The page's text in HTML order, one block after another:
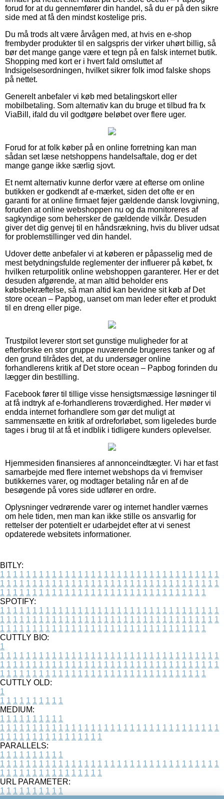
forud for at du gennemfører din handel, så du er på den sikre
side med at få den mindst kostelige pris.
Du må trods alt være årvågen med, at hvis en e-shop
frembyder produkter til en salgspris der virker uhørt billig, så
bør det mange gange være et tegn på en falsk internet butik.
Shopping med kort er i hvert fald omsluttet af
Indsigelsesordningen, hvilket sikrer folk imod falske shops
på nettet.
Generelt anbefaler vi køb med betalingskort eller
mobilbetaling. Som alternativ kan du bruge et tilbud fra fx
ViaBill, ifald du vil godtgøre beløbet over flere uger.
Forud for at folk køber på en online forretning kan man
sådan set læse netshoppens handelsaftale, dog er det
mange gange ikke særlig sjovt.
Et nemt alternativ kunne derfor være at efterse om online
butikken er godkendt af e-mærket, siden det ofte er en
garanti for at online firmaet føjer gældende dansk lovgivning,
foruden at online webshoppen nu og da monitoreres af
sagkyndige som behersker de gældende vilkår. Desuden
giver det dig genvej til en håndsrækning, hvis du bliver udsat
for problemstillinger ved din handel.
Udover dette anbefaler vi at køberen er påpasselig med de
mest betydningsfulde reglementer der influerer på købet, fx
hvilken returpolitik online webshoppen garanterer. Her er det
desuden afgørende, at man altid beholder ens
købsbekræftelse, så man altid kan bevidne sit køb af Det
store ocean – Papbog, uanset om man leder efter et produkt
til en dreng eller pige.
Trustpilot leverer stort set gunstige muligheder for at
efterforske en stor gruppe nuværende brugeres tanker og af
den grund tilrådes det, at du undersøger online
forhandlerens kritik af Det store ocean – Papbog forinden du
lægger din bestilling.
Facebook fører til tillige visse hensigtsmæssige løsninger til
at få indtryk af e-forhandlerens troværdighed. Her møder vi
endda internet forhandlere som gør det muligt at
sammensætte en kritik af ordreforløbet, som ligeledes burde
tages i brug til at få et indblik i tidligere kunders oplevelser.
Hjemmesiden finansieres af annonceindtægter. Vi har et fast
samarbejde med flere internet webshops da vi fremviser
butikkernes varer, og modtager betaling når en af de
besøgende på vores side udfører en ordre.
Oplysninger vedrørende varer og internet handler værnes
om hele tiden, men man kan ikke stille os ansvarlig for
rettelser der potentielt er udarbejdet efter at vi senest
opdaterede websitets informationer.
BITLY:
1 1 1 1 1 1 1 1 1 1 1 1 1 1 1 1 1 1 1 1 1 1 1 1 1 1 1 1 1 1 1 1 1 1
1 1 1 1 1 1 1 1 1 1 1 1 1 1 1 1 1 1 1 1 1 1 1 1 1 1 1 1 1 1 1 1 1 1
1 1 1 1 1 1 1 1 1 1 1 1 1 1 1 1 1 1 1 1 1 1 1 1 1 1 1 1 1 1 1 1
SPOTIFY:
1 1 1 1 1 1 1 1 1 1 1 1 1 1 1 1 1 1 1 1 1 1 1 1 1 1 1 1 1 1 1 1 1 1
1 1 1 1 1 1 1 1 1 1 1 1 1 1 1 1 1 1 1 1 1 1 1 1 1 1 1 1 1 1 1 1 1 1
1 1 1 1 1 1 1 1 1 1 1 1 1 1 1 1 1 1 1 1 1 1 1 1 1 1 1 1 1 1 1 1
CUTTLY BIO:
1
1 1 1 1 1 1 1 1 1 1 1 1 1 1 1 1 1 1 1 1 1 1 1 1 1 1 1 1 1 1 1 1 1 1
1 1 1 1 1 1 1 1 1 1 1 1 1 1 1 1 1 1 1 1 1 1 1 1 1 1 1 1 1 1 1 1 1 1
1 1 1 1 1 1 1 1 1 1 1 1 1 1 1 1 1 1 1 1 1 1 1 1 1 1 1 1 1 1 1 1
CUTTLY OLD:
1
1 1 1 1 1 1 1 1 1 1
MEDIUM:
1 1 1 1 1 1 1 1 1 1
1 1 1 1 1 1 1 1 1 1 1 1 1 1 1 1 1 1 1 1 1 1 1 1 1 1 1 1 1 1 1 1 1 1
1 1 1 1 1 1 1 1 1 1 1 1 1 1 1 1
PARALLELS:
1 1 1 1 1 1 1 1 1 1
1 1 1 1 1 1 1 1 1 1 1 1 1 1 1 1 1 1 1 1 1 1 1 1 1 1 1 1 1 1 1 1 1 1
1 1 1 1 1 1 1 1 1 1 1 1 1 1 1 1
URL PARAMETER:
1 1 1 1 1 1 1 1 1 1